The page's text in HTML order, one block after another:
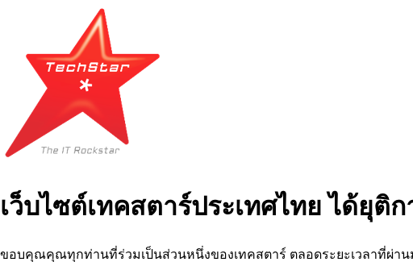
เว็บไซต์เทคสตาร์ประเทศไทย ได้ยุติ
ขอบคุณคุณทุกท่านที่ร่วมเป็นส่วนหนึ่งของเทคสตาร์ ตลอดระยะเวลาที่ผ่าน